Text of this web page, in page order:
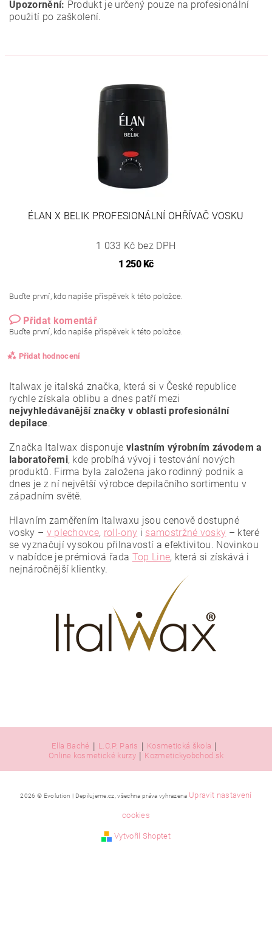
Upozornění: Produkt je určený pouze na profesionální
použití po zaškolení.
ÉLAN X BELIK PROFESIONÁLNÍ OHŘÍVAČ VOSKU
1 033 Kč bez DPH
1 250 Kč
Buďte první, kdo napíše příspěvek k této položce.
Přidat komentář
Buďte první, kdo napíše příspěvek k této položce.
Přidat hodnocení
Vložením hodnocení souhlasíte se zásadami ochrany
osobních údajů.
Italwax je italská značka, která si v České republice
rychle získala oblibu a dnes patří mezi
nejvyhledávanější značky v oblasti profesionální
depilace.
Značka Italwax disponuje vlastním výrobním závodem a
laboratořemi, kde probíhá vývoj i testování nových
produktů. Firma byla založena jako rodinný podnik a
dnes je z ní největší výrobce depilačního sortimentu v
západním světě.
Hlavním zaměřením Italwaxu jsou cenově dostupné
vosky – v plechovce, roll-ony i samostržné vosky – které
se vyznačují vysokou přilnavostí a efektivitou. Novinkou
v nabídce je prémiová řada Top Line, která si získává i
nejnáročnější klientky.
Ella Baché L.C.P. Paris Kosmetická škola
Online kosmetické kurzy Kozmetickyobchod.sk
2026 © Evolution | Depilujeme.cz, všechna práva vyhrazena Upravit nastavení
cookies
Vytvořil Shoptet